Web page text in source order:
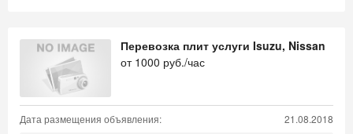
Перевозка плит услуги Isuzu, Nissan
от 1000 руб./час
Дата размещения объявления: 21.08.2018